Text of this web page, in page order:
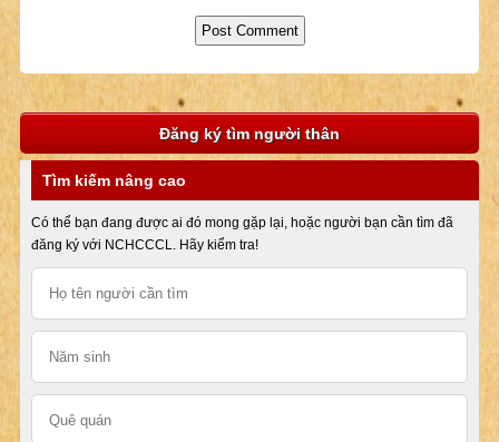
Đăng ký tìm người thân
Tìm kiếm nâng cao
Có thể bạn đang được ai đó mong gặp lại, hoặc người bạn cần tìm đã
đăng ký với NCHCCCL. Hãy kiểm tra!